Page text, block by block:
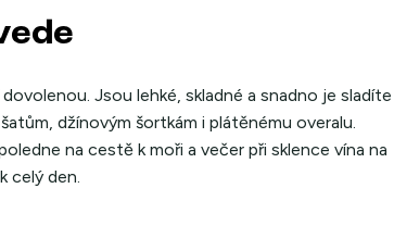
Jsou lehké, skladné a snadno je sladíte
džínovým šortkám i plátěnému overalu.
na cestě k moři a večer při sklence vína na
celý den.